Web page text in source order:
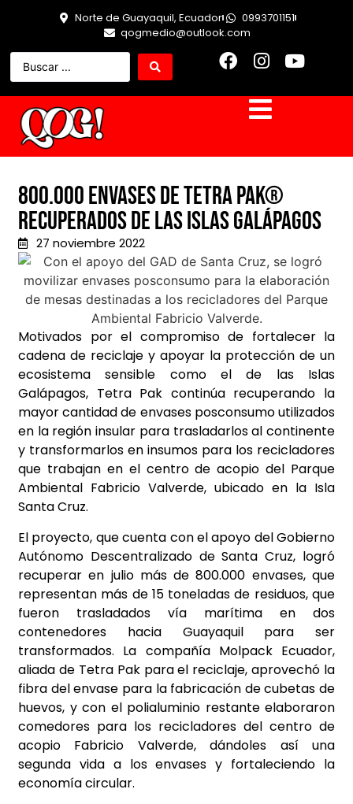
Norte de Guayaquil, Ecuador
0993701151
qogmedio@outlook.com
800.000 envases de Tetra Pak®
recuperados de las Islas Galápagos
27 noviembre 2022
Motivados por el compromiso de fortalecer la
cadena de reciclaje y apoyar la protección de un
ecosistema sensible como el de las Islas
Galápagos, Tetra Pak continúa recuperando la
mayor cantidad de envases posconsumo utilizados
en la región insular para trasladarlos al continente
y transformarlos en insumos para los recicladores
que trabajan en el centro de acopio del Parque
Ambiental Fabricio Valverde, ubicado en la Isla
Santa Cruz.
El proyecto, que cuenta con el apoyo del Gobierno
Autónomo Descentralizado de Santa Cruz, logró
recuperar en julio más de 800.000 envases, que
representan más de 15 toneladas de residuos, que
fueron trasladados vía marítima en dos
contenedores hacia Guayaquil para ser
transformados. La compañía Molpack Ecuador,
aliada de Tetra Pak para el reciclaje, aprovechó la
fibra del envase para la fabricación de cubetas de
huevos, y con el polialuminio restante elaboraron
comedores para los recicladores del centro de
acopio Fabricio Valverde, dándoles así una
segunda vida a los envases y fortaleciendo la
economía circular.